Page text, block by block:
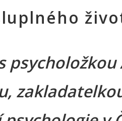
psycholožkou